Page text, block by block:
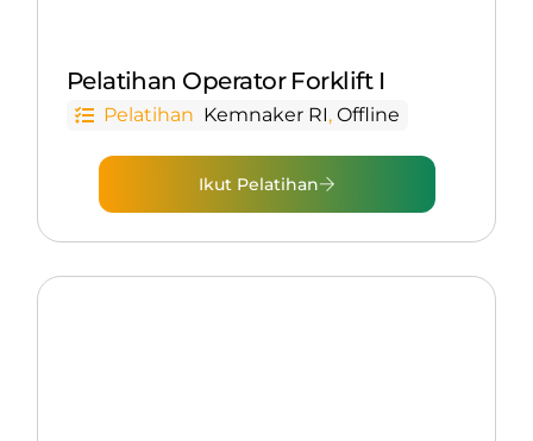
Pelatihan Operator Forklift I
Pelatihan Kemnaker RI, Offline
Ikut Pelatihan